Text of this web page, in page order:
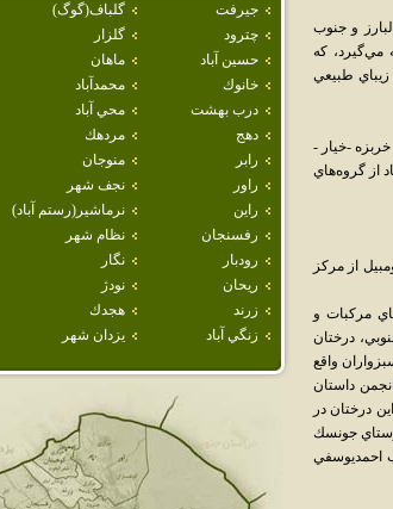
جيرفت
گلباف(گوگ)
چترود
گلزار
حسين آباد
ماهان
خانوك
محمدآباد
درب بهشت
محي آباد
دهج
مردهك
رابر
منوجان
راور
نجف شهر
راين
نرماشير(رستم آباد)
رفسنجان
نظام شهر
رودبار
نگار
ريحان
نودژ
زرند
هجدك
زنگي آباد
يزدان شهر
و جنوب
مي‌گيرد، که
طبيعي
-خيار -
از گروه‌هاي
(تپه‌هاي باستاني کنار صندل) پنج (5)دقيقه با اتومبيل از مرکز
مرکبات و
درختان
واقع
داستان
درختان در
جونسك
احمديوسفي